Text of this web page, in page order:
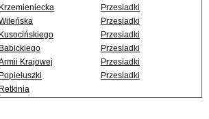
Krzemieniecka
Przesiadki
Przesiadki
Kusocińskiego
Przesiadki
Babickiego
Przesiadki
Krajowej
Przesiadki
Popiełuszki
Przesiadki
Retkinia